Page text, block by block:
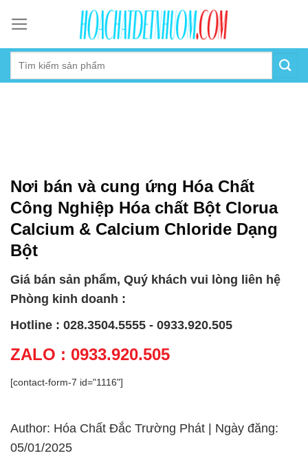
content
Nơi bán và cung ứng Hóa Chất
Công Nghiệp Hóa chất Bột Clorua
Calcium & Calcium Chloride Dạng
Bột
Giá bán sản phẩm, Quý khách vui lòng liên hệ
Phòng kinh doanh :
Hotline : 028.3504.5555 - 0933.920.505
ZALO : 0933.920.505
[contact-form-7 id="1116"]
Author: Hóa Chất Đắc Trường Phát | Ngày đăng:
05/01/2025